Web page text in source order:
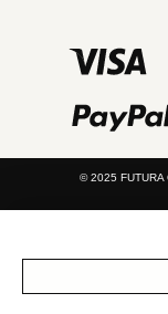
© 2025 FUTURA